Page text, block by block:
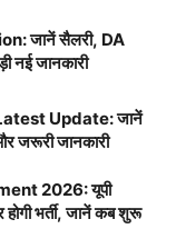
जानें सैलरी, DA
नई जानकारी
Update: जानें
जरूरी जानकारी
2026: यूपी
भर्ती, जानें कब शुरू